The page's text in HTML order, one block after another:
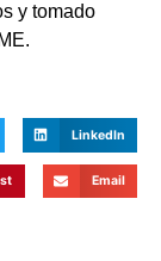
y tomado
LinkedIn
Email